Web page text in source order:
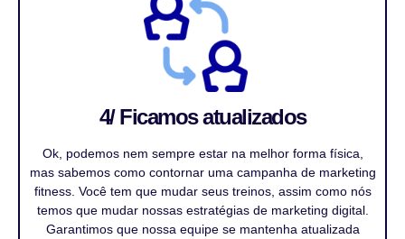
4/ Ficamos atualizados
Ok, podemos nem sempre estar na melhor forma física,
mas sabemos como contornar uma campanha de marketing
fitness. Você tem que mudar seus treinos, assim como nós
temos que mudar nossas estratégias de marketing digital.
Garantimos que nossa equipe se mantenha atualizada